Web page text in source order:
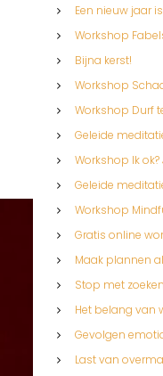
Een nieuw jaar
Workshop
Bijna kerst!
Workshop
Workshop Durf
Geleide
Workshop Ik ok?
Geleide
Workshop
Gratis online
Maak plannen
Stop met
Het belang van
Gevolgen
Last van